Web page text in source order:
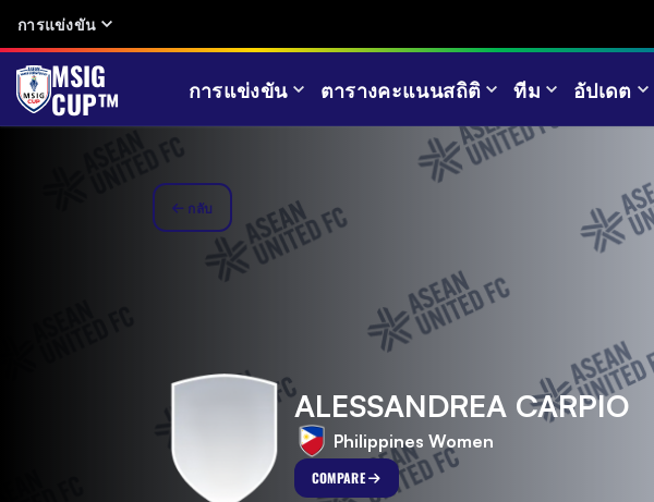
การแข่งขัน
MSIG
CUP™ การแข่งขัน ตารางคะแนนสถิติ ทีม อัปเดต
กลับ
ALESSANDREA CARPIO
Philippines Women
COMPARE